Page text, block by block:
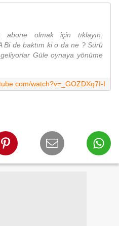
abone olmak için tıklayın:
Bi de baktım ki o da ne ? Sürü
Güle oynaya yönüme
watch?v=_GOZDXq7I-I